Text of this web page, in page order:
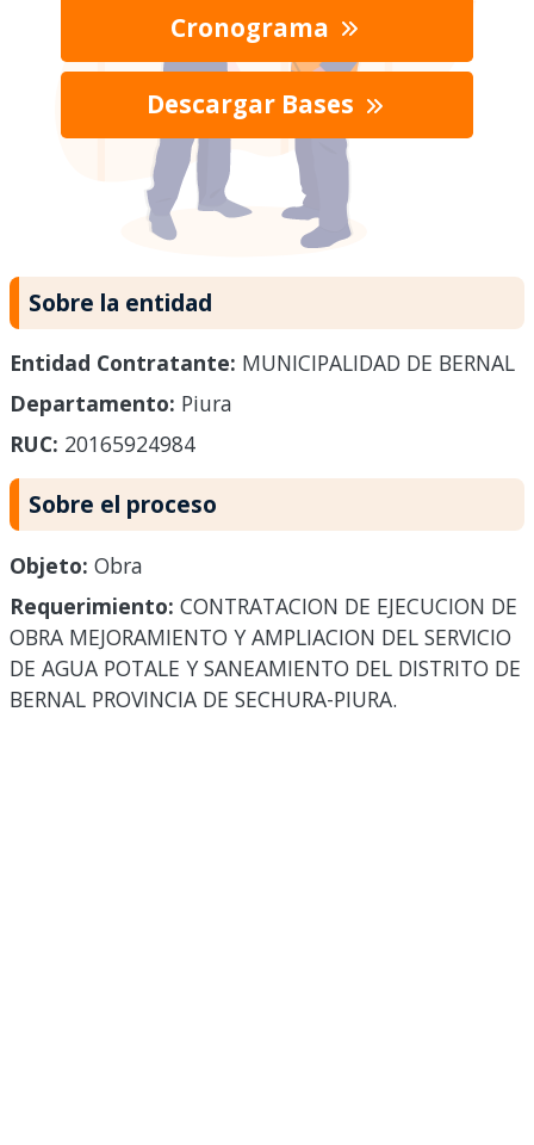
Cronograma
Descargar Bases
Sobre la entidad
Entidad Contratante: MUNICIPALIDAD DE BERNAL
Departamento: Piura
RUC: 20165924984
Sobre el proceso
Objeto: Obra
Requerimiento: CONTRATACION DE EJECUCION DE
OBRA MEJORAMIENTO Y AMPLIACION DEL SERVICIO
DE AGUA POTALE Y SANEAMIENTO DEL DISTRITO DE
BERNAL PROVINCIA DE SECHURA-PIURA.